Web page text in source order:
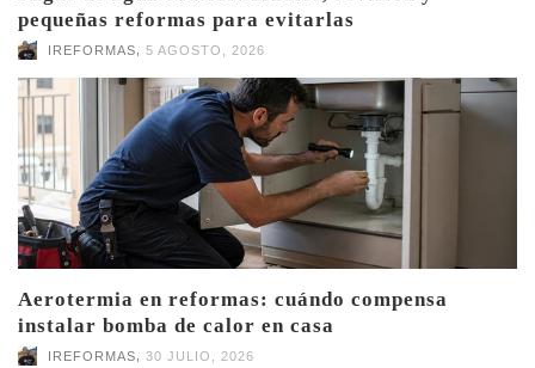
pequeñas reformas para evitarlas
IREFORMAS 5 AGOSTO, 2026
Aerotermia en reformas: cuándo compensa
instalar bomba de calor en casa
IREFORMAS 30 JULIO, 2026